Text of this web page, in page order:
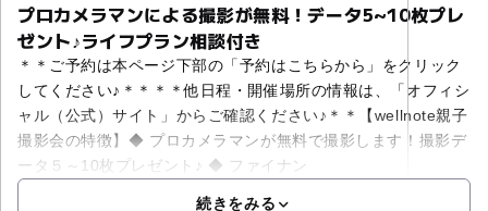
プロカメラマンによる撮影が無料！データ5~10枚プレ
ゼント♪ライフプラン相談付き
＊＊ご予約は本ページ下部の「予約はこちらから」をクリック
してください♪＊＊＊＊他日程・開催場所の情報は、「オフィシ
ャル（公式）サイト」からご確認ください♪＊＊【wellnote親子
撮影会の特徴】◆ プロカメラマンが無料で撮影します！撮影デ
ータ５～10枚プレゼント♪ ◆ ファイナン
続きをみる